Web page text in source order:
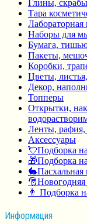
Глины,
Тара
Лабораторная
Наборы для
Бумага,
Пакеты,
Коробки,
Цветы,
Декор,
Топперы
Открытки,
Ленты, рафия,
Аксессуары
💘Подборка
🎁Подборка
🐇Пасхальная
🎅Новогодняя
👨 Подборка
Информация